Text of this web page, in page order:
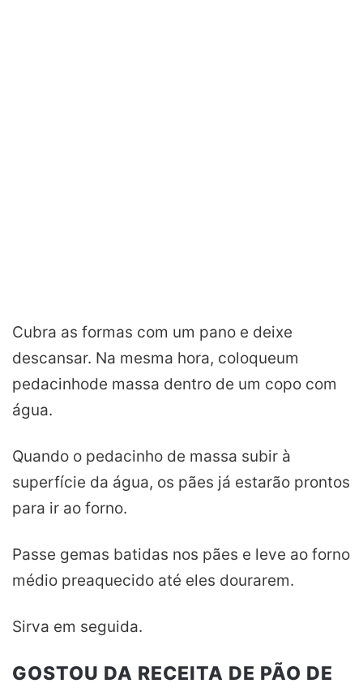
Cubra as formas com um pano e deixe
descansar. Na mesma hora, coloqueum
pedacinhode massa dentro de um copo com
água.
Quando o pedacinho de massa subir à
superfície da água, os pães já estarão prontos
para ir ao forno.
Passe gemas batidas nos pães e leve ao forno
médio preaquecido até eles dourarem.
Sirva em seguida.
GOSTOU DA RECEITA DE PÃO DE